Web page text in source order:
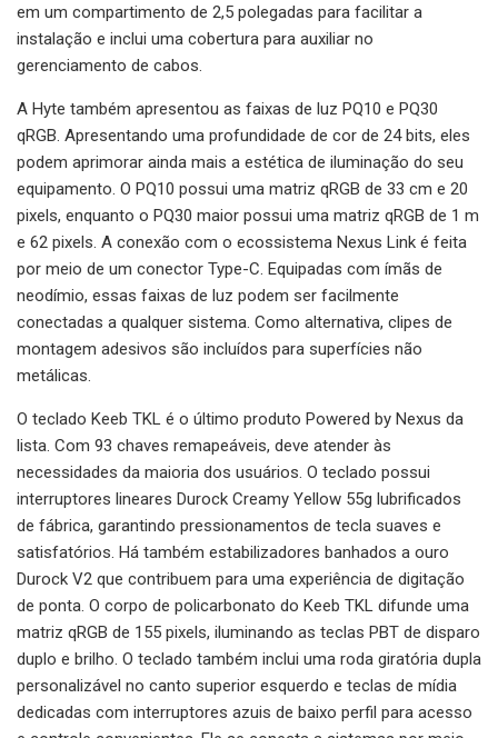
em um compartimento de 2,5 polegadas para facilitar a
instalação e inclui uma cobertura para auxiliar no
gerenciamento de cabos.
A Hyte também apresentou as faixas de luz PQ10 e PQ30
qRGB. Apresentando uma profundidade de cor de 24 bits, eles
podem aprimorar ainda mais a estética de iluminação do seu
equipamento. O PQ10 possui uma matriz qRGB de 33 cm e 20
pixels, enquanto o PQ30 maior possui uma matriz qRGB de 1 m
e 62 pixels. A conexão com o ecossistema Nexus Link é feita
por meio de um conector Type-C. Equipadas com ímãs de
neodímio, essas faixas de luz podem ser facilmente
conectadas a qualquer sistema. Como alternativa, clipes de
montagem adesivos são incluídos para superfícies não
metálicas.
O teclado Keeb TKL é o último produto Powered by Nexus da
lista. Com 93 chaves remapeáveis, deve atender às
necessidades da maioria dos usuários. O teclado possui
interruptores lineares Durock Creamy Yellow 55g lubrificados
de fábrica, garantindo pressionamentos de tecla suaves e
satisfatórios. Há também estabilizadores banhados a ouro
Durock V2 que contribuem para uma experiência de digitação
de ponta. O corpo de policarbonato do Keeb TKL difunde uma
matriz qRGB de 155 pixels, iluminando as teclas PBT de disparo
duplo e brilho. O teclado também inclui uma roda giratória dupla
personalizável no canto superior esquerdo e teclas de mídia
dedicadas com interruptores azuis de baixo perfil para acesso